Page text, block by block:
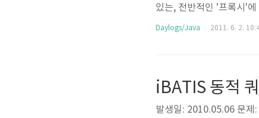
있는, 전반적인 '프록시'
고 하는 실제 대상인 것처
Daylogs/Java 2011. 6. 2.
iBATIS 동적
발생일: 2010.05.06 문제